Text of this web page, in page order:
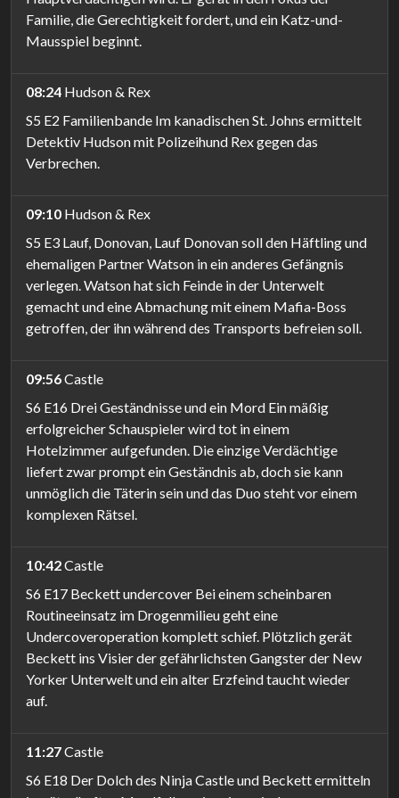
Familie, die Gerechtigkeit fordert, und ein Katz-und-
Mausspiel beginnt.
08:24 Hudson & Rex
S5 E2 Familienbande Im kanadischen St. Johns ermittelt
Detektiv Hudson mit Polizeihund Rex gegen das
Verbrechen.
09:10 Hudson & Rex
S5 E3 Lauf, Donovan, Lauf Donovan soll den Häftling und
ehemaligen Partner Watson in ein anderes Gefängnis
verlegen. Watson hat sich Feinde in der Unterwelt
gemacht und eine Abmachung mit einem Mafia-Boss
getroffen, der ihn während des Transports befreien soll.
09:56Castle
S6 E16 Drei Geständnisse und ein Mord Ein mäßig
erfolgreicher Schauspieler wird tot in einem
Hotelzimmer aufgefunden. Die einzige Verdächtige
liefert zwar prompt ein Geständnis ab, doch sie kann
unmöglich die Täterin sein und das Duo steht vor einem
komplexen Rätsel.
10:42Castle
S6 E17 Beckett undercover Bei einem scheinbaren
Routineeinsatz im Drogenmilieu geht eine
Undercoveroperation komplett schief. Plötzlich gerät
Beckett ins Visier der gefährlichsten Gangster der New
Yorker Unterwelt und ein alter Erzfeind taucht wieder
auf.
11:27Castle
S6 E18 Der Dolch des Ninja Castle und Beckett ermitteln